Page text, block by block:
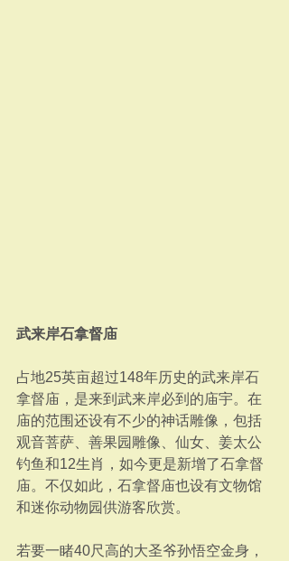
武来岸石拿督庙
占地25英亩超过148年历史的武来岸石
拿督庙，是来到武来岸必到的庙宇。在
庙的范围还设有不少的神话雕像，包括
观音菩萨、善果园雕像、仙女、姜太公
钓鱼和12生肖，如今更是新增了石拿督
庙。不仅如此，石拿督庙也设有文物馆
和迷你动物园供游客欣赏。
若要一睹40尺高的大圣爷孙悟空金身，